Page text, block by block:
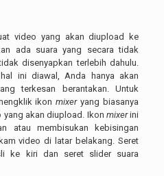
video yang akan diupload ke
ada suara yang secara tidak
disenyapkan terlebih dahulu.
ini diawal, Anda hanya akan
terkesan berantakan. Untuk
ikonmixeryang biasanya
yang akan diupload. Ikon mixerini
atau membisukan kebisingan
video di latar belakang. Seret
ke kiri dan seret slider suara